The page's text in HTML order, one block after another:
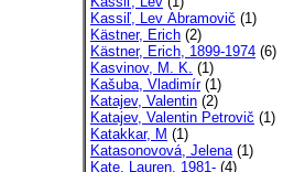
Kassiľ, Lev Abramovič (1)
Kästner, Erich (2)
Kästner, Erich, 1899-1974 (6)
Kasvinov, M. K. (1)
Kašuba, Vladimír(1)
Katajev, Valentin (2)
Katajev, Valentin Petrovič (1)
Katakkar, M (1)
Katasonovová, Jelena(1)
Kate, Lauren, 1981- (4)